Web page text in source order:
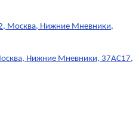
Москва, Нижние Мневники,
Нижние Мневники, 37АС17,